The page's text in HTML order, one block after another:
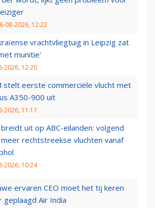
08-2026, 12:22
vrachtvliegtuig in Leipzig zat
munitie'
2026, 12:20
stelt eerste commerciële vlucht met
A350-900 uit
2026, 11:17
uit op ABC-eilanden: volgend
rechtstreekse vluchten vanaf
2026, 10:24
ervaren CEO moet het tij keren
geplaagd Air India